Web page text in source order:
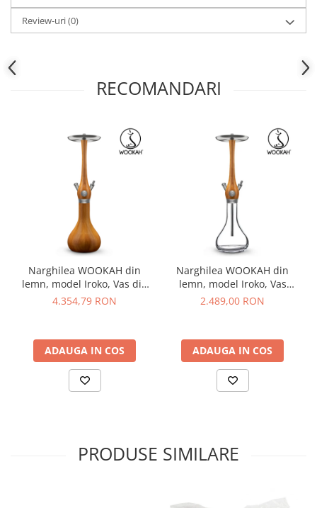
Review-uri(0)
RECOMANDARI
Narghilea WOOKAH din
lemn, model Iroko, Vas din
lemn
4.354,79 RON
ADAUGA IN COS
Narghilea WOOKAH din
lemn, model Iroko, Vas
Transparet
2.489,00 RON
ADAUGA IN COS
PRODUSE SIMILARE